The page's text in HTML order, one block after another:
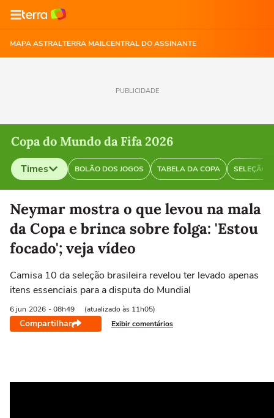
MAPA ASTRALTERRA MAILCENTRAL DO ASSINANTE
PUBLICIDADE
Copa do Mundo da Fifa 2026
Times BOLÃO DOS JOGOS TABELA DA COPA SELEÇÃO
Selecione o time para ver as notícias
Neymar mostra o que levou na mala
da Copa e brinca sobre folga: 'Estou
focado'; veja vídeo
Camisa 10 da seleção brasileira revelou ter levado apenas
itens essenciais para a disputa do Mundial
6 jun 2026 - 08h49 (atualizado às 11h05)
Compartilhar Exibir comentários